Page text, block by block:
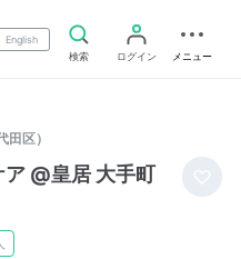
English
検索
ログイン メニュー
田区）
@皇居 大手町